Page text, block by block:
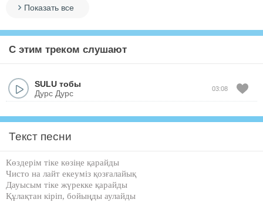
Показать все
С этим треком слушают
SULU тобы
Дурс Дурс
03:08
Текст песни
Көздерім тіке көзіңе қарайды
Чисто на лайт екеуміз қозғалайық
Дауысым тіке жүрекке қарайды
Құлақтан кіріп, бойыңды аулайды